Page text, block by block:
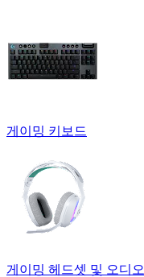
게이밍 키보드
게이밍 헤드셋 및 오디오